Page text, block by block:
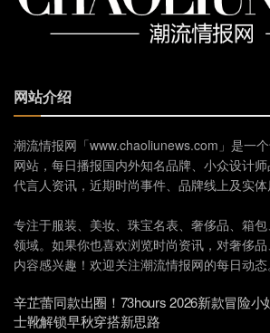
网站介绍
潮流情报网「www.chaoliunews.com」是一
网站，每日播报国内外知名品牌、小众设计
代言人资讯，近期时尚事件、品牌线上及实体
专注于服装、美妆、珠宝名表、奢侈品、箱
领域。如果你也喜欢浏览时尚资讯，对奢侈
内容感兴趣！欢迎关注潮流情报网的每日动态。
辛芷蕾同款出圈！73hours 2026新款冒险小
士靴解锁早秋穿搭新思路